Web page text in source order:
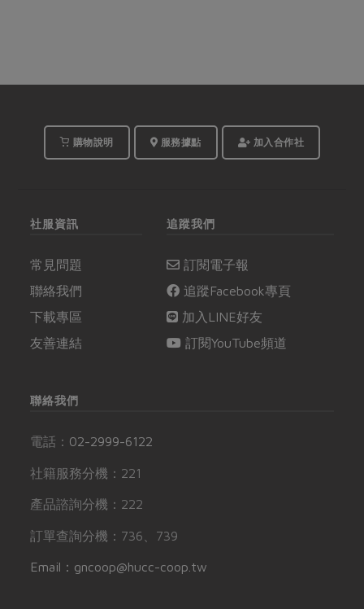
購物說明 服務據點 加入合作社
社服資訊
常見問題
聯絡我們
下載專區
友善連結
追蹤我們
訂閱電子報
追蹤Facebook專頁
加入LINE好友
訂閱YouTube頻道
聯絡我們
電話： 02-2999-6122
社籍服務分機：221
產品諮詢分機：222
訂單查詢分機：736、739
Email：gncoop@hucc-coop.tw